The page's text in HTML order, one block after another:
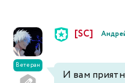
Ветеран
[SC]
И вам